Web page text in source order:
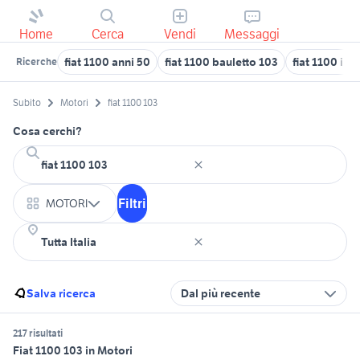
Home Cerca Vendi Messaggi
Ricerche fiat 1100 anni 50 fiat 1100 bauletto 103 fiat 1100
Subito Motori fiat 1100 103
Cosa cerchi?
MOTORI Filtri
Salva ricerca Dal più recente
217 risultati
Fiat 1100 103 in Motori